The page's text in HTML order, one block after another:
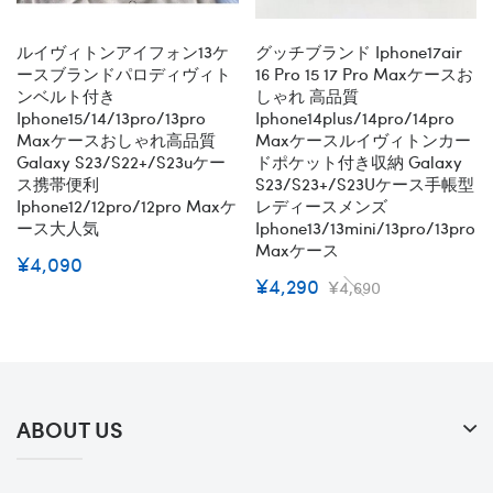
ルイヴィトンアイフォン13ケ
ースブランドパロディヴィト
ンベルト付き
Iphone15/14/13pro/13pro
Maxケースおしゃれ高品質
Galaxy S23/s22+/s23uケー
ス携帯便利
Iphone12/12pro/12pro Maxケ
ース大人気
¥4,090
グッチブランド Iphone17air
16 Pro 15 17 Pro Maxケースお
しゃれ 高品質
Iphone14plus/14pro/14pro
Maxケースルイヴィトンカー
ドポケット付き収納 Galaxy
S23/S23+/S23Uケース手帳型
レディースメンズ
Iphone13/13mini/13pro/13pro
Maxケース
¥4,290 ¥4,690
ABOUT US